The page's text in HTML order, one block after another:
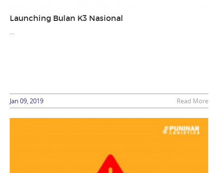
Launching Bulan K3 Nasional
...
Jan 09, 2019 Read More